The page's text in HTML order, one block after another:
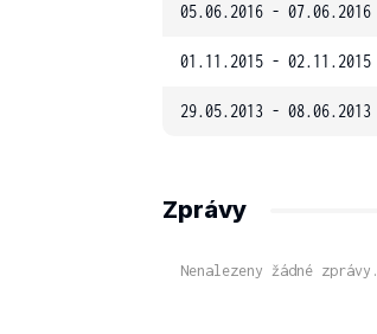
05.06.2016 - 07.06.2016
01.11.2015 - 02.11.2015
29.05.2013 - 08.06.2013
Zprávy
Nenalezeny žádné zprávy.